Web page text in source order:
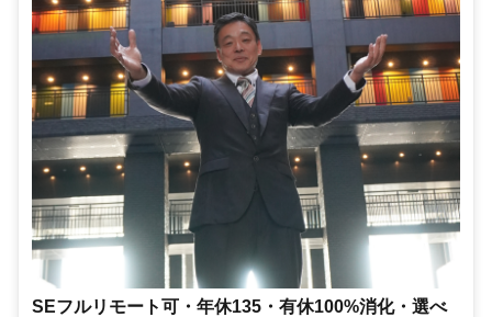
SEフルリモート可・年休135・有休100%消化・選べ